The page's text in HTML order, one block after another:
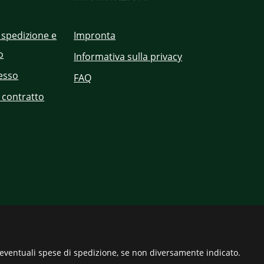
e
contratto
Impronta
Informativa sulla privacy
FAQ
spese di spedizione, se non diversamente indicato.